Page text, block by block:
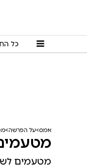
כל
אמס על הפרשה
מטעמים